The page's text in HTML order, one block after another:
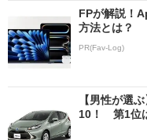
FPが解説！
方法とは？
PR(Fav-Log)
【男性が選
10！ 第1位